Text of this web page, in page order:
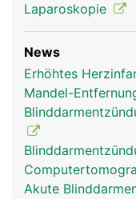
Laparoskopie
News
Erhöhtes
Mandel-
Akute